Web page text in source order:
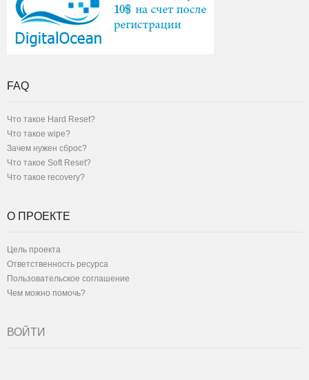
FAQ
Что такое Hard Reset?
Что такое wipe?
Зачем нужен сброс?
Что такое Soft Reset?
Что такое recovery?
О ПРОЕКТЕ
Цель проекта
Ответственность ресурса
Пользовательское соглашение
Чем можно помочь?
ВОЙТИ